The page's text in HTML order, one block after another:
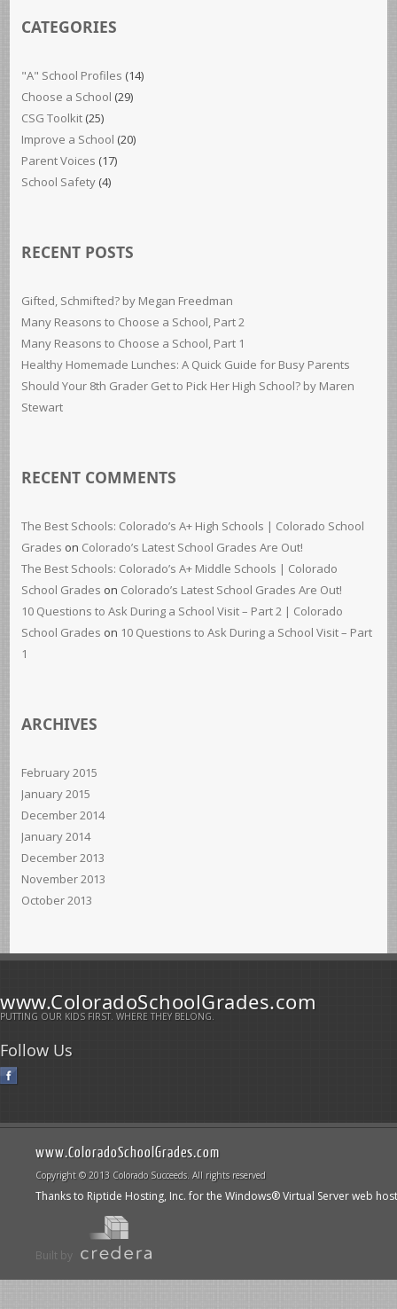
CATEGORIES
"A" School Profiles (14)
Choose a School (29)
CSG Toolkit (25)
Improve a School (20)
Parent Voices (17)
School Safety (4)
RECENT POSTS
Gifted, Schmifted? by Megan Freedman
Many Reasons to Choose a School, Part 2
Many Reasons to Choose a School, Part 1
Healthy Homemade Lunches: A Quick Guide for Busy Parents
Should Your 8th Grader Get to Pick Her High School? by Maren
Stewart
RECENT COMMENTS
The Best Schools: Colorado’s A+ High Schools | Colorado School
Grades on Colorado’s Latest School Grades Are Out!
The Best Schools: Colorado’s A+ Middle Schools | Colorado
School Grades on Colorado’s Latest School Grades Are Out!
10 Questions to Ask During a School Visit – Part 2 | Colorado
School Grades on 10 Questions to Ask During a School Visit – Part
1
ARCHIVES
February 2015
January 2015
December 2014
January 2014
December 2013
November 2013
October 2013
www.ColoradoSchoolGrades.com
PUTTING OUR KIDS FIRST. WHERE THEY BELONG.
Follow Us
www.ColoradoSchoolGrades.com
Copyright © 2013 Colorado Succeeds. All rights reserved
Thanks to Riptide Hosting, Inc. for the Windows® Virtual Server web
Built by